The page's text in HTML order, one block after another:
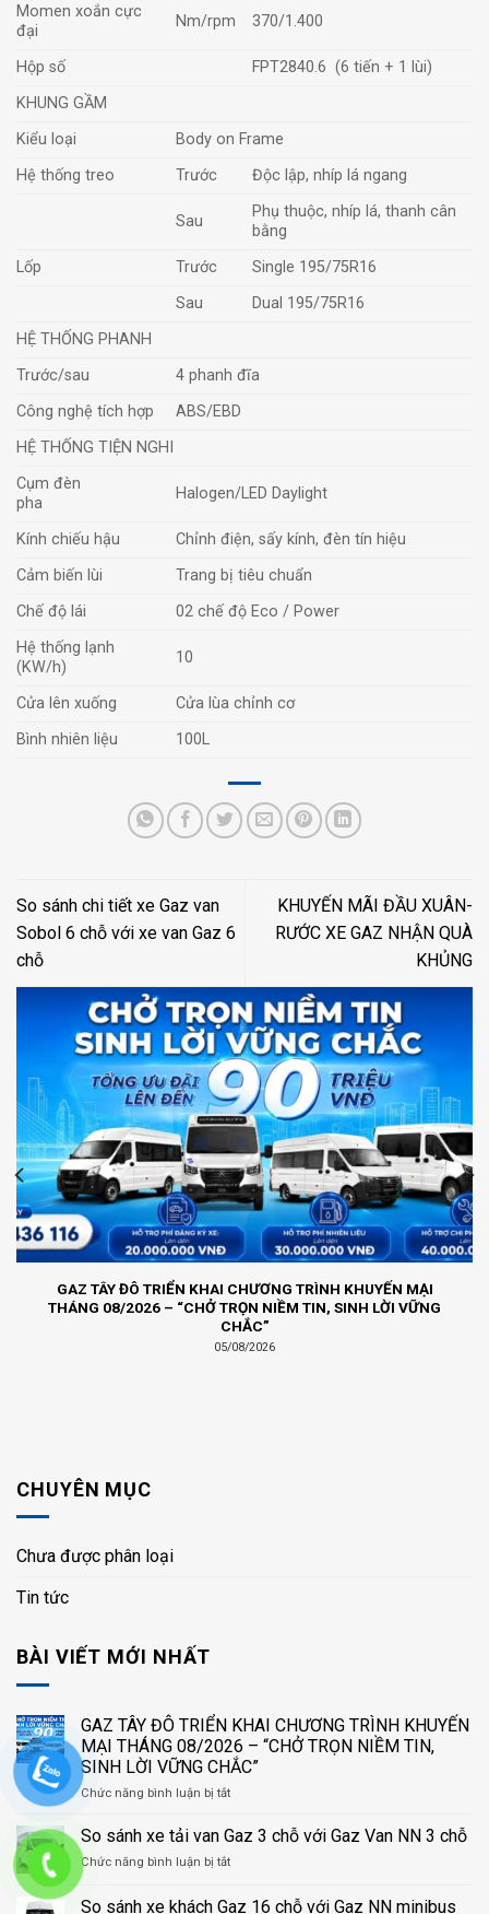
CHUYÊN MỤC
Chưa được phân loại
Tin tức
BÀI VIẾT MỚI NHẤT
GAZ TÂY ĐÔ TRIỂN KHAI CHƯƠNG TRÌNH KHUYẾN
MẠI THÁNG 08/2026 – “CHỞ TRỌN NIỀM TIN,
SINH LỜI VỮNG CHẮC”
Chức năng bình luận bị tắtở
TÂY
TRIỂN
CHƯƠNG
So sánh xe tải van Gaz 3 chỗ với Gaz Van NN 3 chỗ
Chức năng bình luận bị tắtở
sánh
So sánh xe khách Gaz 16 chỗ với Gaz NN minibus
Momen xoắn cực
đại
Nm/rpm 370/1.400
Hộp số
FPT2840.6 (6 tiến + 1 lùi)
KHUNG GẦM
Kiểu loại
Body on Frame
Hệ thống treo
Trước Độc lập, nhíp lá ngang
Sau
Phụ thuộc, nhíp lá, thanh cân
bằng
Lốp
Trước
Single 195/75R16
Sau
Dual 195/75R16
HỆ THỐNG PHANH
Trước/sau
4 phanh đĩa
Công nghệ tích hợp
ABS/EBD
HỆ THỐNG TIỆN NGHI
Cụm đèn
pha
Halogen/LED Daylight
Kính chiếu hậu
Chỉnh điện, sấy kính, đèn tín hiệu
Cảm biến lùi
Trang bị tiêu chuẩn
Chế độ lái
02 chế độ Eco / Power
Hệ thống lạnh
(KW/h)
10
Cửa lên xuống
Cửa lùa chỉnh cơ
Bình nhiên liệu
100L
So sánh chi tiết xe Gaz van
Sobol 6 chỗ với xe van Gaz 6
chỗ
KHUYẾN MÃI ĐẦU XUÂN-
RƯỚC XE GAZ NHẬN QUÀ
KHỦNG
GAZ TÂY ĐÔ TRIỂN KHAI CHƯƠNG TRÌNH KHUYẾN MẠI
THÁNG 08/2026 – “CHỞ TRỌN NIỀM TIN, SINH LỜI VỮNG
CHẮC”
05/08/2026